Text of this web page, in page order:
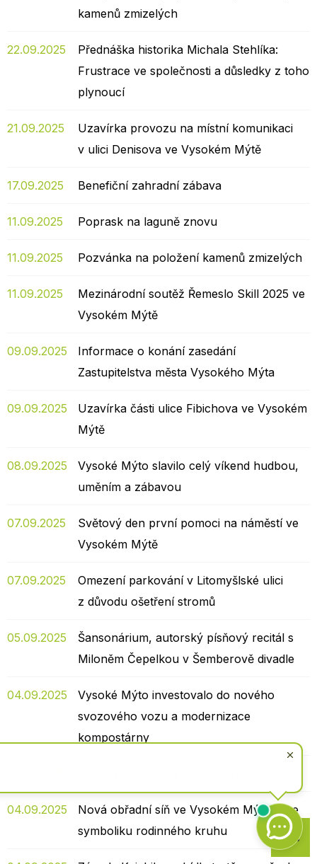
kamenů zmizelých
22.09.2025
Přednáška historika Michala Stehlíka:
Frustrace ve společnosti a důsledky z toho
plynoucí
21.09.2025
Uzavírka provozu na místní komunikaci
v ulici Denisova ve Vysokém Mýtě
17.09.2025 Benefiční zahradní zábava
11.09.2025 Poprask na laguně znovu
11.09.2025 Pozvánka na položení kamenů zmizelých
11.09.2025
Mezinárodní soutěž Řemeslo Skill 2025 ve
Vysokém Mýtě
09.09.2025
Informace o konání zasedání
Zastupitelstva města Vysokého Mýta
09.09.2025
Uzavírka části ulice Fibichova ve Vysokém
Mýtě
08.09.2025
Vysoké Mýto slavilo celý víkend hudbou,
uměním a zábavou
07.09.2025
Světový den první pomoci na náměstí ve
Vysokém Mýtě
07.09.2025
Omezení parkování v Litomyšlské ulici
z důvodu ošetření stromů
05.09.2025
Šansonárium, autorský písňový recitál s
Miloněm Čepelkou v Šemberově divadle
04.09.2025
Vysoké Mýto investovalo do nového
svozového vozu a modernizace
kompostárny
04.09.2025
Nová obřadní síň ve Vysokém Mýtě nese
symboliku rodinného kruhu
Zpět
na
začátek